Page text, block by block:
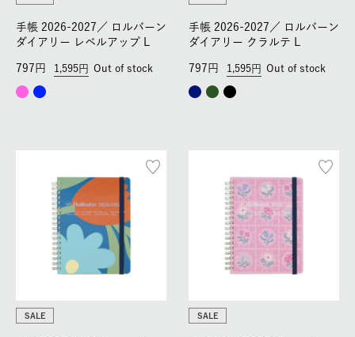
手帳 2026-2027／
ロルバーン
ダイアリー レベルアップ L
1,595
797 Out of stock
手帳 2026-2027／
ロルバーン
ダイアリー クラルテ L
1,595
797 Out of stock
SALE SALE